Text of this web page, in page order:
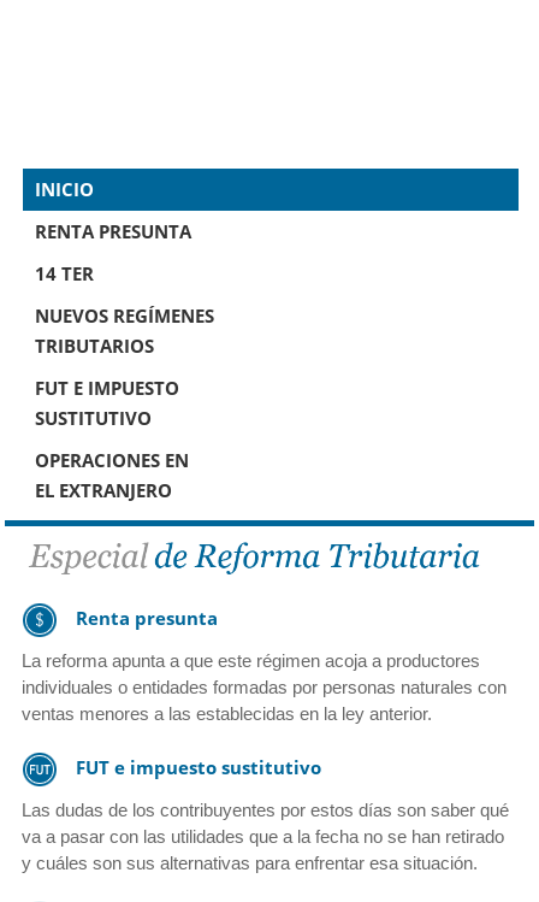
INICIO
RENTA PRESUNTA
14 TER
NUEVOS REGÍMENES
TRIBUTARIOS
FUT E IMPUESTO
SUSTITUTIVO
OPERACIONES EN
EL EXTRANJERO
Renta presunta
La reforma apunta a que este régimen acoja a productores
individuales o entidades formadas por personas naturales con
ventas menores a las establecidas en la ley anterior.
FUT e impuesto sustitutivo
Las dudas de los contribuyentes por estos días son saber qué
va a pasar con las utilidades que a la fecha no se han retirado
y cuáles son sus alternativas para enfrentar esa situación.